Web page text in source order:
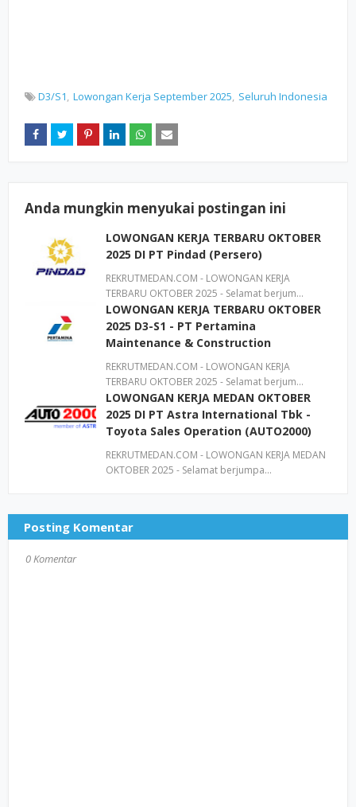
D3/S1 Lowongan Kerja September 2025 Seluruh Indonesia
Anda mungkin menyukai postingan ini
LOWONGAN KERJA TERBARU OKTOBER
2025 DI PT Pindad (Persero)
REKRUTMEDAN.COM - LOWONGAN KERJA
TERBARU OKTOBER 2025 - Selamat berjum…
LOWONGAN KERJA TERBARU OKTOBER
2025 D3-S1 - PT Pertamina
Maintenance & Construction
REKRUTMEDAN.COM - LOWONGAN KERJA
TERBARU OKTOBER 2025 - Selamat berjum…
LOWONGAN KERJA MEDAN OKTOBER
2025 DI PT Astra International Tbk -
Toyota Sales Operation (AUTO2000)
REKRUTMEDAN.COM - LOWONGAN KERJA MEDAN
OKTOBER 2025 - Selamat berjumpa…
Posting Komentar
0 Komentar